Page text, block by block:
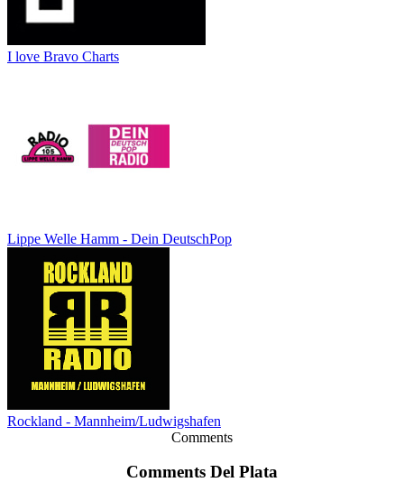
I love Bravo Charts
Lippe Welle Hamm - Dein DeutschPop
Rockland - Mannheim/Ludwigshafen
Comments
Comments Del Plata